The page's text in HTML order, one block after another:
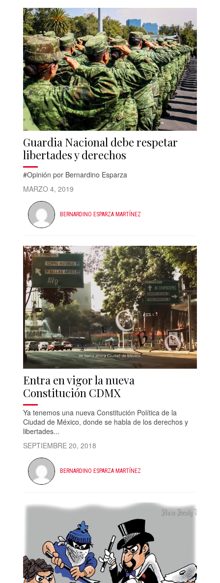
Guardia Nacional debe respetar
libertades y derechos
#Opinión por Bernardino Esparza
MARZO 4, 2019
BERNARDINO ESPARZA MARTÍNEZ
Entra en vigor la nueva
Constitución CDMX
Ya tenemos una nueva Constitución Política de la
Ciudad de México, donde se habla de los derechos y
libertades...
SEPTIEMBRE 20, 2018
BERNARDINO ESPARZA MARTÍNEZ